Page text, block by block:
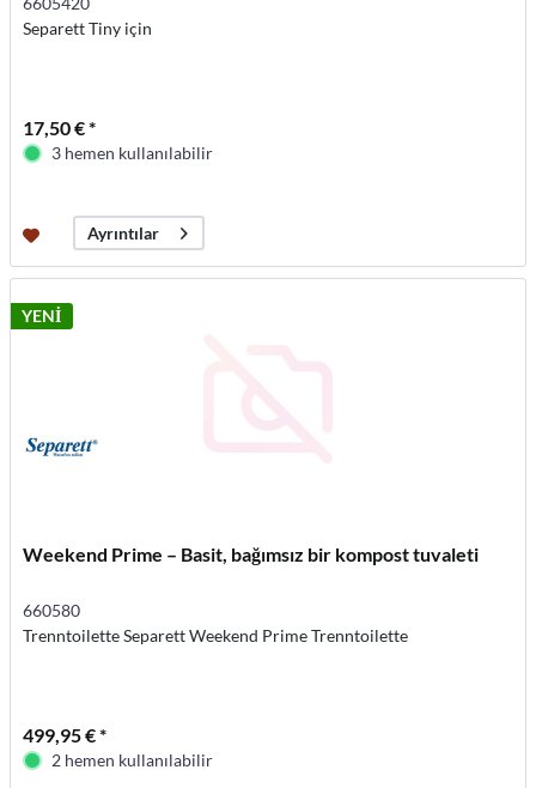
Separett Tiny için
17,50 € *
3 hemen kullanılabilir
Ayrıntılar
YENİ
Weekend Prime – Basit, bağımsız bir kompost tuvaleti
660580
Trenntoilette Separett Weekend Prime Trenntoilette
499,95 € *
2 hemen kullanılabilir